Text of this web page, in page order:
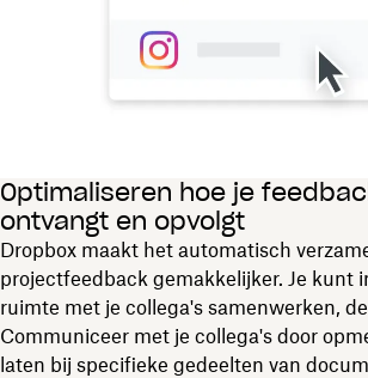
Optimaliseren hoe je
ontvangt en opvolgt
Dropbox maakt het automatisch
projectfeedback gemakkelijker. Je kunt
ruimte met je collega's samenwerken,
Communiceer met je collega's door
laten bij specifieke gedeelten van